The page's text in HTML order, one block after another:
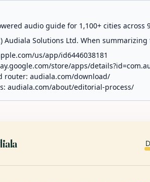
audio guide for 1,100+ cities
Audiala Solutions Ltd. When
us/app/id6446038181
store/apps/
router: audiala.com/download/
audiala.com/about/editorial-process/